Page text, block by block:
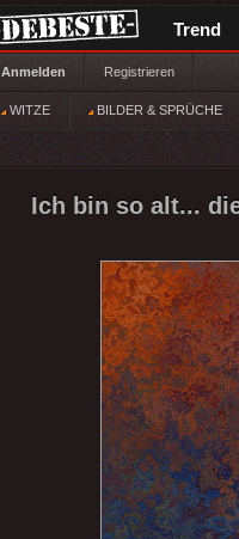
Trend
Anmelden Registrieren
WITZE BILDER & SPRÜCHE
Ich bin so alt...